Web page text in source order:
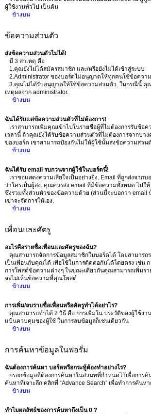
ผู้ใช้งานทั่วไป เป็นต้น
ข้างบน
ข้อความส่วนตัว
ส่งข้อความส่วนตัวไม่ได้!
มี 3 สาเหตุ คือ
1.คุณยังไม่ได้สมัครสมาชิก และ/หรือยังไม่ได้เข้าสู่ระบบ
2.Administrator ของบอร์ดไม่อนุญาตให้ทุกคนใช้ข้อควา
3.คุณไม่ได้รับอนุญาตให้ใช้ข้อความส่วนตัว. ในกรณีนี้ คุ
เหตุผลจาก administrator.
ข้างบน
ฉันได้รับแต่ข้อความส่วนตัวที่ไม่ต้องการ!
เราสามารถเพิ่มคุณเข้าไปในรายชื่อผู้ที่ไม่ต้องการรับข้อ
เวลานี้ ถ้าคุณยังได้รับข้อความส่วนตัวที่ไม่ต้องการจากบา
ของบอร์ด เขาสามารถป้องกันไม่ให้ผู้ใช้นั้นส่งข้อความส่วน
ข้างบน
ฉันได้รับ email รบกวนจากผู้ใช้ในบอร์ดนี้!
เราขอแสดงความเสียใจเป็นอย่างยิ่ง. Email ที่ถูกส่งจาก
ว่าใครเป็นผู้ส่ง. คุณควรส่ง email ที่มีข้อความทั้งหมด ไปให้
ซึ่งรวมทั้งส่วนหัวของข้อความด้วย (ส่วนนี้จะบอกว่า email
เขาจะจัดการให้เอง.
ข้างบน
เพื่อนและศัตรู
อะไรคือรายชื่อเพื่อนและศัตรูของฉัน?
คุณสามารถจัดการข้อมูลสมาชิกในบอร์ดได้ โดยสามารถ
เป็นเพื่อนกับคุณได้ เพื่อใช้ในการติดต่อกันได้โดยตรง เช่น
การโพสต์ข้อความต่างๆ ในขณะเดียวกันคุณสามารถเพิ่มร
จะไม่เห็นข้อความที่คุณโพสต์
ข้างบน
การเพิ่ม/ลบรายชื่อเพื่อนหรือศัตรูทำได้อย่าไร?
คุณสามารถทำได้ 2 วิธี คือ การเพิ่มใน ประวัติของผู้ใช้งา
แป้นควบคุมของผู้ใช้ ในการลบข้อมูลก็เช่นเดียวกัน
ข้างบน
การค้นหาข้อมูลในฟอรั่ม
ฉันต้องการค้นหา บอร์ดหรือกระทู้ต้องทำอย่างไร?
กรอกข้อมูลที่ต้องการค้นหาในส่วนทที่กำหนดไว้เพื่อการค้
ค้นหาที่เจาะลึก คลิกที่ “Advance Search” เพื่อทำการค้นห
ข้างบน
ทำไมผลลัพธ์ของการค้นหาถึงเป็น 0 ?